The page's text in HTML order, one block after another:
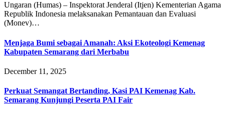
Ungaran (Humas) – Inspektorat Jenderal (Itjen) Kementerian Agama
Republik Indonesia melaksanakan Pemantauan dan Evaluasi
(Monev)…
Menjaga Bumi sebagai Amanah: Aksi Ekoteologi Kemenag
Kabupaten Semarang dari Merbabu
December 11, 2025
Perkuat Semangat Bertanding, Kasi PAI Kemenag Kab.
Semarang Kunjungi Peserta PAI Fair